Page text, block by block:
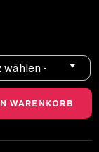
wählen -